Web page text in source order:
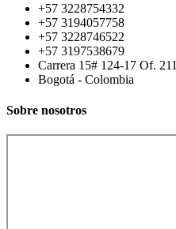
+57 3228754332
+57 3194057758
+57 3228746522
+57 3197538679
Carrera 15# 124-17 Of. 211
Bogotá - Colombia
Sobre nosotros